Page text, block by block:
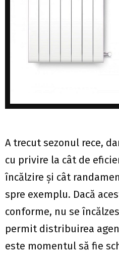
A trecut sezonul rece,
cu privire la cât de
încălzire și cât
spre exemplu. Dacă
conforme, nu se
permit distribuirea
este momentul să fie